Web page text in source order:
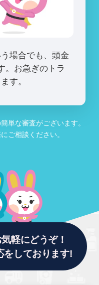
場合でも、頭金
。お急ぎのトラ
す。
単な審査がございます。
ご相談ください。
気軽にどうぞ！
をしております!